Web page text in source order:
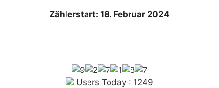
Zählerstart: 18. Februar 2024
Users Today : 1249